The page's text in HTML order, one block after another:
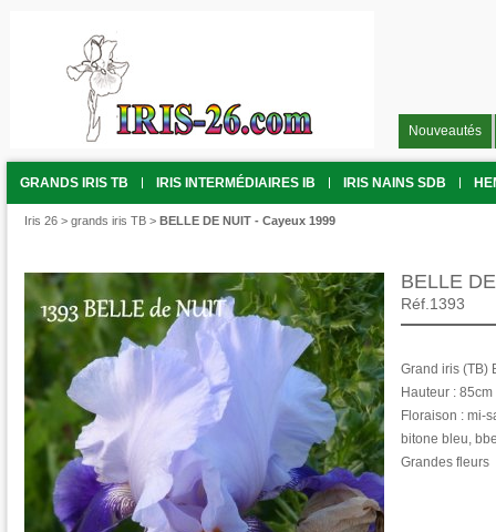
Nouveautés
GRANDS IRIS TB IRIS INTERMÉDIAIRES IB IRIS NAINS SDB
Iris 26 > grands iris TB > BELLE DE NUIT - Cayeux 1999
BELLE
Réf.1393
Grand iris (TB)
Hauteur : 85cm
Floraison : mi-
bitone bleu,
Grandes fleurs